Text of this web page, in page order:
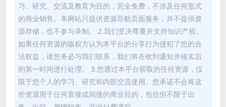
习、研究、交流及教育为目的，完全免费，不涉及任何形式
的商业销售。本网站只提供资源导航页面服务，并不提供资
源存储，也不参与录制。 2.我们坚决尊重并支持知识产权。
如果任何资源的版权方认为本平台的分享行为侵犯了您的合
法权益，请您务必与我们联系，我们将在收到通知并核实后
的第一时间进行处理。 3.您通过本平台获取的任何资源，仅
限于您个人的学习、研究和内部交流使用。您承诺不会将这
些资源用于任何直接或间接的商业目的，包括但不限于出